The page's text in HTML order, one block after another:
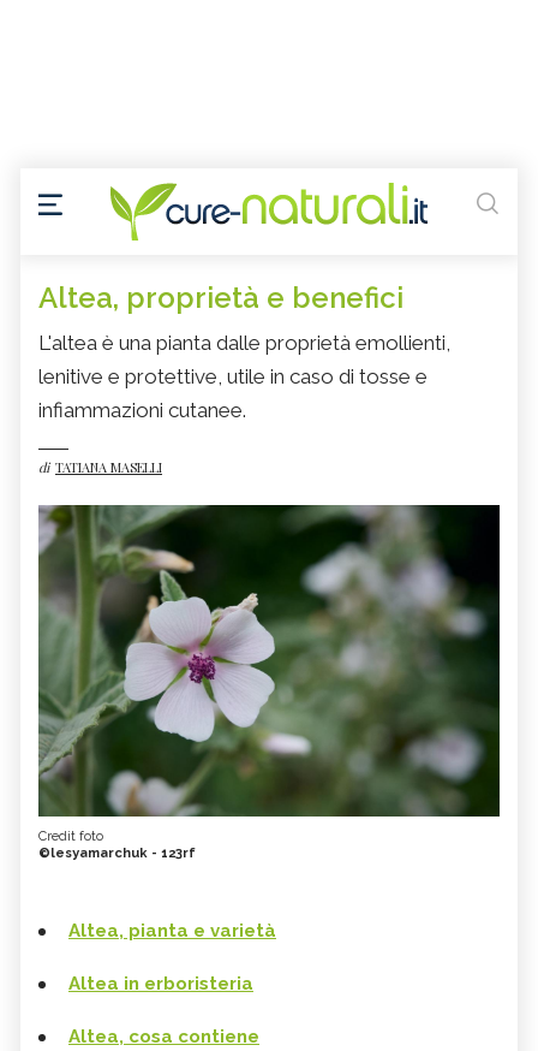
Altea, proprietà e benefici
L'altea è una pianta dalle proprietà emollienti,
lenitive e protettive, utile in caso di tosse e
infiammazioni cutanee.
di TATIANA MASELLI
Credit foto
©lesyamarchuk - 123rf
Altea, pianta e varietà
Altea in erboristeria
Altea, cosa contiene